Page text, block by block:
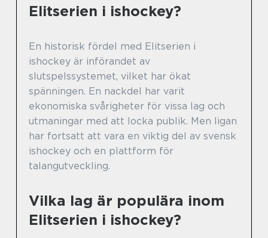
Elitserien i ishockey?
En historisk fördel med Elitserien i
ishockey är införandet av
slutspelssystemet, vilket har ökat
spänningen. En nackdel har varit
ekonomiska svårigheter för vissa lag och
utmaningar med att locka publik. Men ligan
har fortsatt att vara en viktig del av svensk
ishockey och en plattform för
talangutveckling.
Vilka lag är populära inom
Elitserien i ishockey?